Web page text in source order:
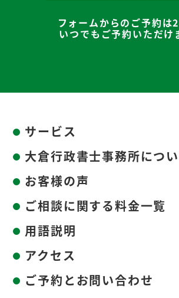
フォームからのご予約は
いつでもご予約いただけ
サービス
大倉行政書士事務所につ
お客様の声
ご相談に関する料金一覧
用語説明
アクセス
ご予約とお問い合わせ